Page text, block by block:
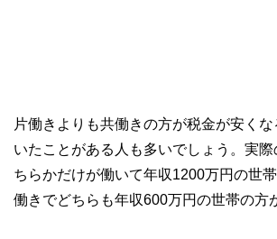
片働きよりも共働きの方が税金が安く
いたことがある人も多いでしょう。実
ちらかだけが働いて年収1200万円の世
働きでどちらも年収600万円の世帯の方